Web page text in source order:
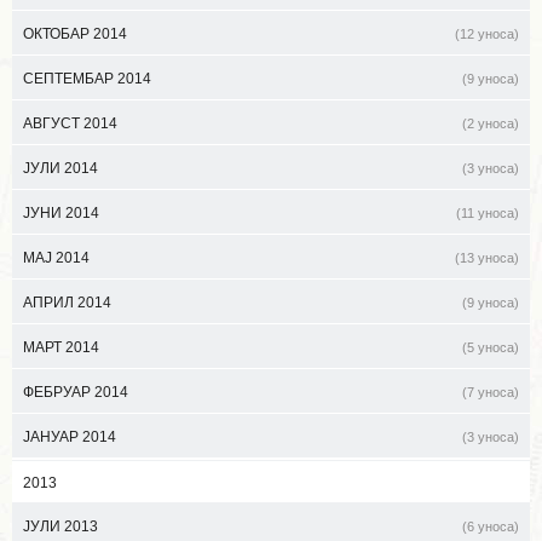
ОКТОБАР 2014 (12 уноса)
СЕПТЕМБАР 2014 (9 уноса)
АВГУСТ 2014 (2 уноса)
ЈУЛИ 2014 (3 уноса)
ЈУНИ 2014 (11 уноса)
МАЈ 2014 (13 уноса)
АПРИЛ 2014 (9 уноса)
МАРТ 2014 (5 уноса)
ФЕБРУАР 2014 (7 уноса)
ЈАНУАР 2014 (3 уноса)
2013
ЈУЛИ 2013 (6 уноса)